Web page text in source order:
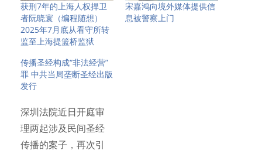
获刑7年的上海人权捍卫
者阮晓寰（编程随想）
2025年7月底从看守所转
监至上海提篮桥监狱
宋嘉鸿向境外媒体提供信
息被警察上门
传播圣经构成“非法经营”
罪 中共当局垄断圣经出版
发行
深圳法院近日开庭审
理两起涉及民间圣经
传播的案子，再次引